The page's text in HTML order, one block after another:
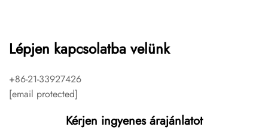
Lépjen kapcsolatba velünk
+86-21-33927426
[email protected]
Kérjen ingyenes árajánlatot